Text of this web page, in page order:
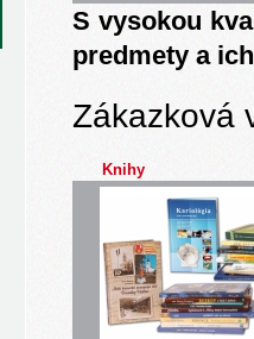
S vysokou
predmety a
Zákazková
Knihy